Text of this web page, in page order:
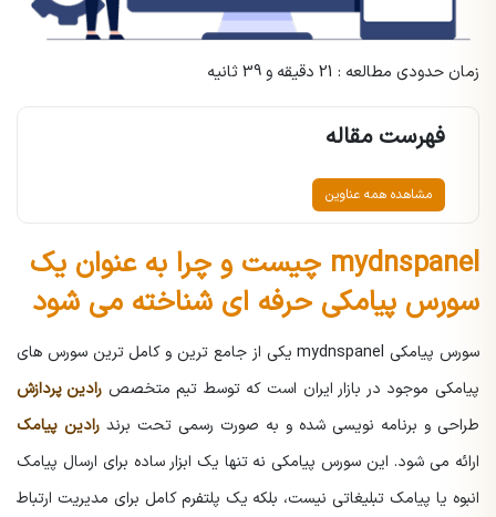
زمان حدودی مطالعه : 21 دقیقه و 39 ثانیه
فهرست مقاله
مشاهده همه عناوین
mydnspanel چیست و چرا به عنوان یک
سورس پیامکی حرفه ای شناخته می شود
سورس پیامکی mydnspanelیکی از جامع ترین و کامل ترین سورس های
پیامکی موجود در بازار ایران است که توسط تیم متخصص رادین پردازش
طراحی و برنامه نویسی شده و به صورت رسمی تحت برند رادین پیامک
ارائه می شود. این سورس پیامکی نه تنها یک ابزار ساده برای ارسال پیامک
انبوه یا پیامک تبلیغاتی نیست، بلکه یک پلتفرم کامل برای مدیریت ارتباط